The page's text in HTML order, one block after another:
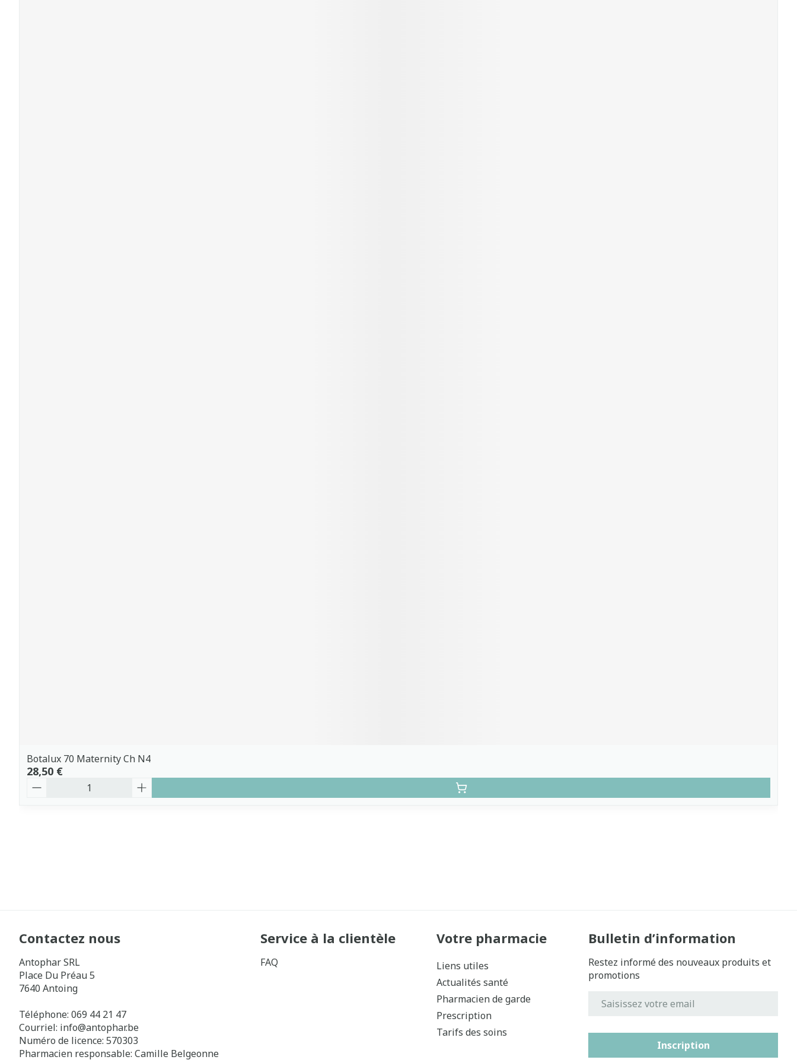
Botalux 70 Maternity Ch N4
28,50 €
Contactez nous
Antophar SRL
Place Du Préau 5
7640 Antoing
Téléphone: 069 44 21 47
Courriel: info@antophar.be
Numéro de licence: 570303
Pharmacien responsable: Camille Belgeonne
Service à la clientèle
FAQ
Votre pharmacie
Liens utiles
Actualités santé
Pharmacien de garde
Prescription
Tarifs des soins
Bulletin d’information
Restez informé des nouveaux produits et
promotions
Inscription